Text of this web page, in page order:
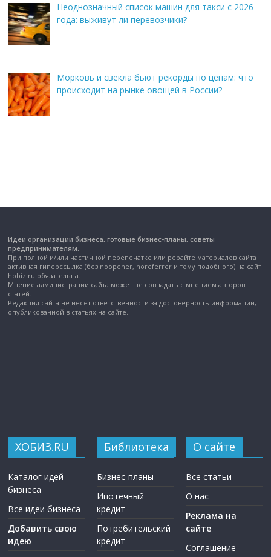
Неоднозначный список машин для такси с 2026
года: выживут ли перевозчики?
Морковь и свекла бьют рекорды по ценам: что
происходит на рынке овощей в России?
Идеи организации бизнеса, готовые бизнес-планы, советы
предпринимателям.
При полной и/или частичной перепечатке или рерайте материалов сайта
активная гиперссылка (без noopener, noreferrer и тому подобного) на сайт
hobiz.ru обязательна.
Мнение администрации сайта может не совпадать с мнением авторов
статей.
Редакция сайта не несет ответственности за достоверность информации,
опубликованной в статьях на сайте.
ХОБИЗ.RU
Каталог идей
бизнеса
Все идеи бизнеса
Добавить свою
идею
Библиотека
Бизнес-планы
Ипотечный
кредит
Потребительский
кредит
О сайте
Все статьи
О нас
Реклама на
сайте
Соглашение